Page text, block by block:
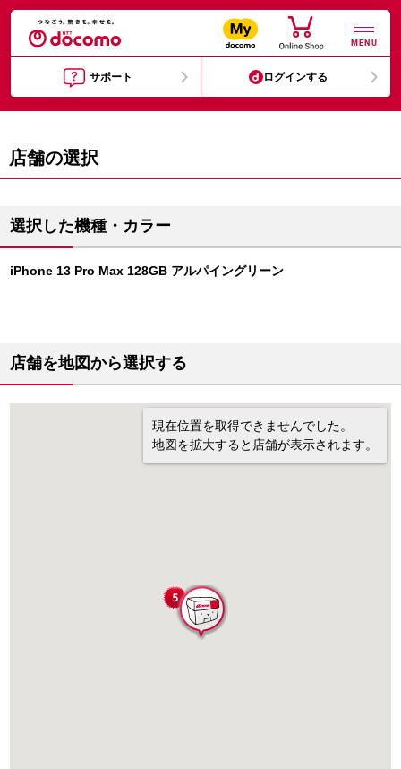
MENU
サポート ログインする
店舗の選択
選択した機種・カラー
iPhone 13 Pro Max 128GB アルパイングリーン
店舗を地図から選択する
現在位置を取得できませんでした。
地図を拡大すると店舗が表示されます。